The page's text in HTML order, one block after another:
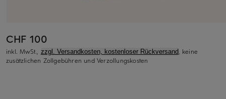
CHF 100
inkl. MwSt., zzgl. Versandkosten, kostenloser Rückversand, keine
zusätzlichen Zollgebühren und Verzollungskosten